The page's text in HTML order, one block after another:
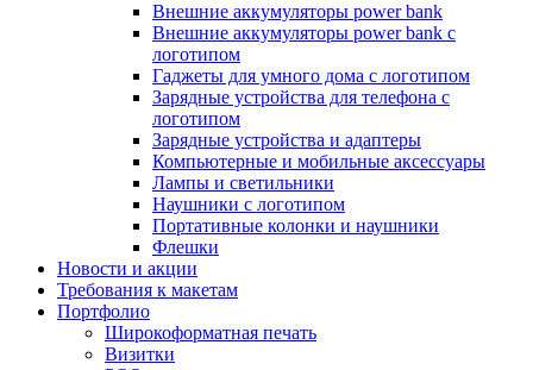
Внешние аккумуляторы power bank
Внешние аккумуляторы power bank с
логотипом
Гаджеты для умного дома с логотипом
Зарядные устройства для телефона с
логотипом
Зарядные устройства и адаптеры
Компьютерные и мобильные аксессуары
Лампы и светильники
Наушники с логотипом
Портативные колонки и наушники
Флешки
Новости и акции
Требования к макетам
Портфолио
Широкоформатная печать
Визитки